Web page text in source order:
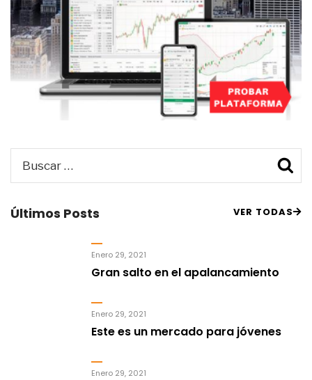
por:
Últimos Posts VER TODAS
Enero 29, 2021
Gran salto en el apalancamiento
Enero 29, 2021
Este es un mercado para jóvenes
Enero 29, 2021